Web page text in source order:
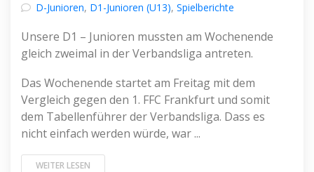
D-Junioren, D1-Junioren (U13), Spielberichte
Unsere D1 – Junioren mussten am Wochenende
gleich zweimal in der Verbandsliga antreten.
Das Wochenende startet am Freitag mit dem
Vergleich gegen den 1. FFC Frankfurt und somit
dem Tabellenführer der Verbandsliga. Dass es
nicht einfach werden würde, war ...
WEITER LESEN